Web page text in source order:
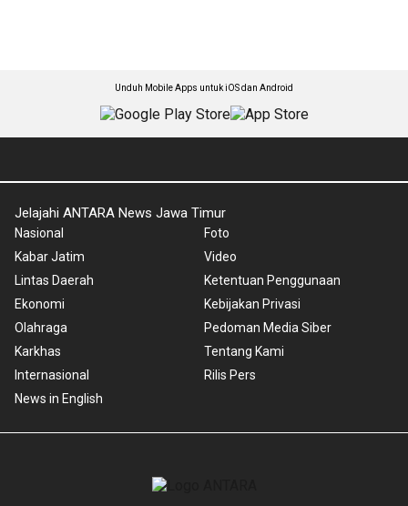
Unduh Mobile Apps untuk iOS dan Android
Jelajahi ANTARA News Jawa Timur
Nasional
Kabar Jatim
Lintas Daerah
Ekonomi
Olahraga
Karkhas
Internasional
News in English
Foto
Video
Ketentuan Penggunaan
Kebijakan Privasi
Pedoman Media Siber
Tentang Kami
Rilis Pers